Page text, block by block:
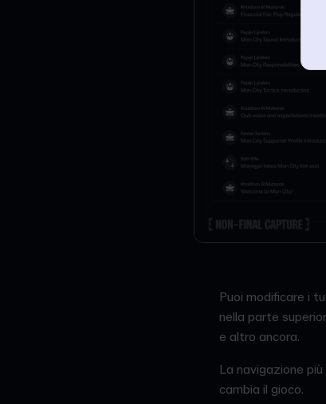
Puoi modificare i
nella parte
e altro ancora.
La navigazione
cambia il gioco.